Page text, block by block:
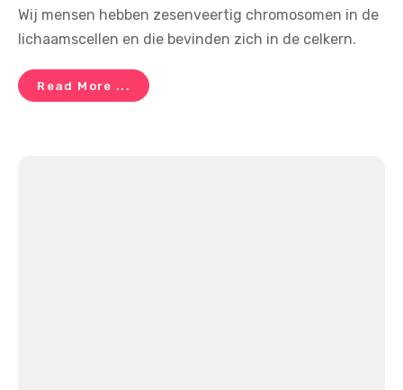
Wij mensen hebben zesenveertig chromosomen in de
lichaamscellen en die bevinden zich in de celkern.
Read More ...